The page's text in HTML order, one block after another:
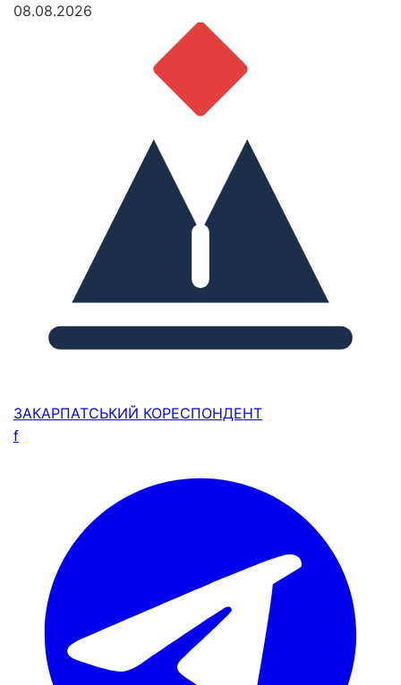
08.08.2026
ЗАКАРПАТСЬКИЙ КОРЕСПОНДЕНТ
f